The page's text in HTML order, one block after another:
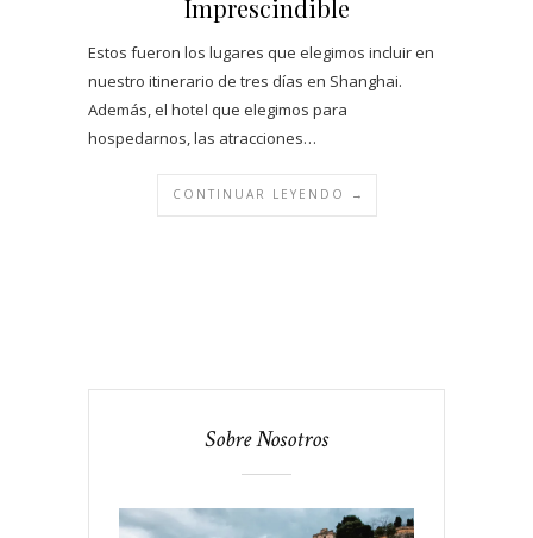
Imprescindible
Estos fueron los lugares que elegimos incluir en
nuestro itinerario de tres días en Shanghai.
Además, el hotel que elegimos para
hospedarnos, las atracciones…
CONTINUAR LEYENDO →
Sobre Nosotros